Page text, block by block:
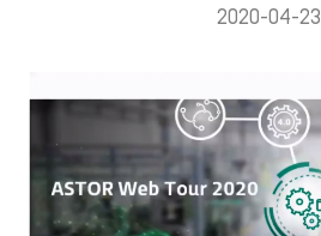
2020-04-23